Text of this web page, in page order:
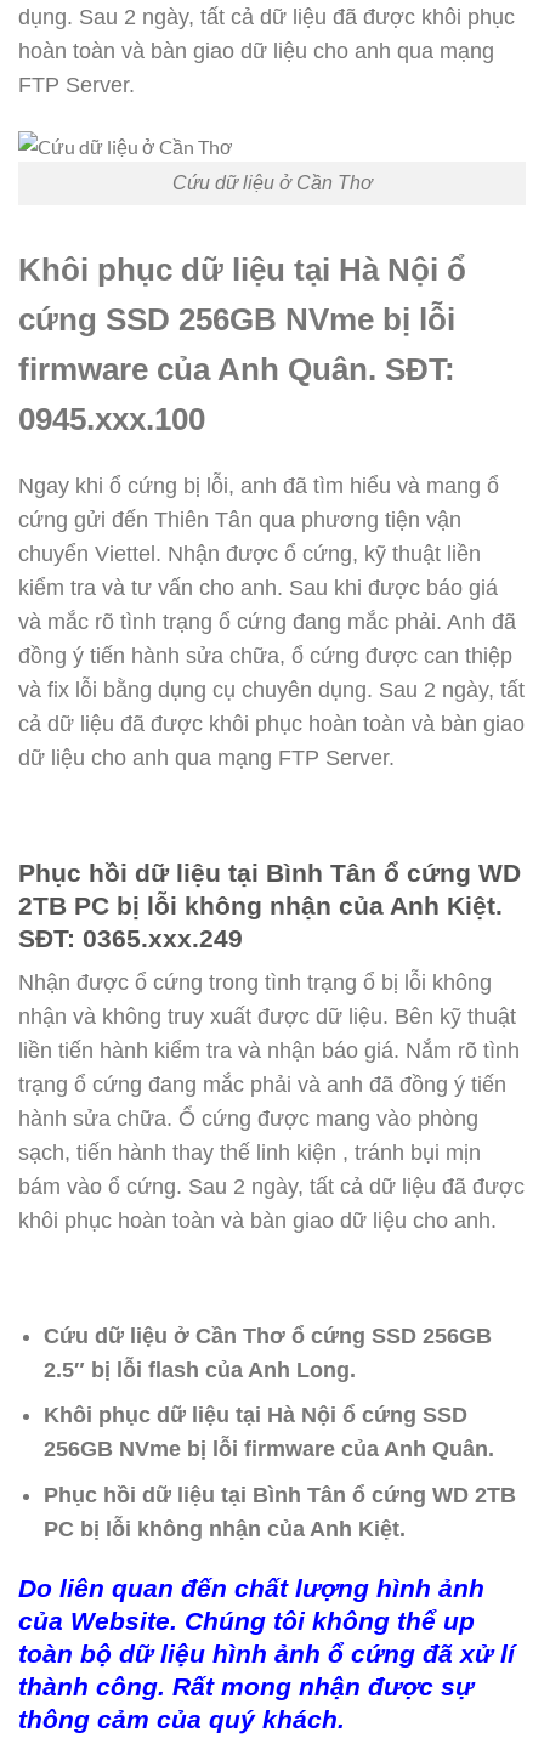
dụng. Sau 2 ngày, tất cả dữ liệu đã được khôi phục
hoàn toàn và bàn giao dữ liệu cho anh qua mạng
FTP Server.
Cứu dữ liệu ở Cần Thơ
Khôi phục dữ liệu tại Hà Nội ổ
cứng SSD 256GB NVme bị lỗi
firmware của Anh Quân. SĐT:
0945.xxx.100
Ngay khi ổ cứng bị lỗi, anh đã tìm hiểu và mang ổ
cứng gửi đến Thiên Tân qua phương tiện vận
chuyển Viettel. Nhận được ổ cứng, kỹ thuật liền
kiểm tra và tư vấn cho anh. Sau khi được báo giá
và mắc rõ tình trạng ổ cứng đang mắc phải. Anh đã
đồng ý tiến hành sửa chữa, ổ cứng được can thiệp
và fix lỗi bằng dụng cụ chuyên dụng. Sau 2 ngày, tất
cả dữ liệu đã được khôi phục hoàn toàn và bàn giao
dữ liệu cho anh qua mạng FTP Server.
Phục hồi dữ liệu tại Bình Tân ổ cứng WD
2TB PC bị lỗi không nhận của Anh Kiệt.
SĐT: 0365.xxx.249
Nhận được ổ cứng trong tình trạng ổ bị lỗi không
nhận và không truy xuất được dữ liệu. Bên kỹ thuật
liền tiến hành kiểm tra và nhận báo giá. Nắm rõ tình
trạng ổ cứng đang mắc phải và anh đã đồng ý tiến
hành sửa chữa. Ổ cứng được mang vào phòng
sạch, tiến hành thay thế linh kiện , tránh bụi mịn
bám vào ổ cứng. Sau 2 ngày, tất cả dữ liệu đã được
khôi phục hoàn toàn và bàn giao dữ liệu cho anh.
Cứu dữ liệu ở Cần Thơ ổ cứng SSD 256GB
2.5″ bị lỗi flash của Anh Long.
Khôi phục dữ liệu tại Hà Nội ổ cứng SSD
256GB NVme bị lỗi firmware của Anh Quân.
Phục hồi dữ liệu tại Bình Tân ổ cứng WD 2TB
PC bị lỗi không nhận của Anh Kiệt.
Do liên quan đến chất lượng hình ảnh
của Website. Chúng tôi không thể up
toàn bộ dữ liệu hình ảnh ổ cứng đã xử lí
thành công. Rất mong nhận được sự
thông cảm của quý khách.